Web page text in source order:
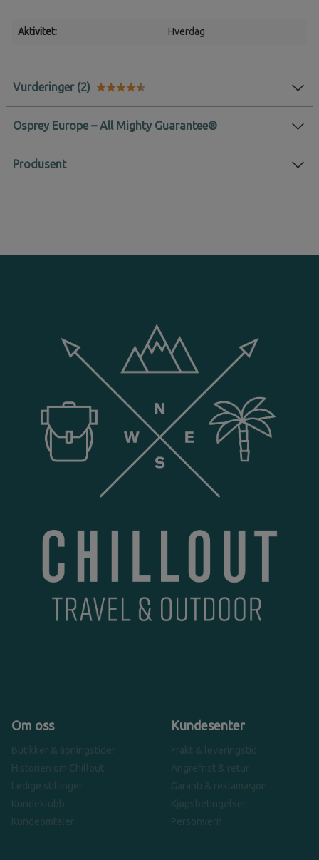
Aktivitet: Hverdag
Vurderinger
Osprey Europe – All Mighty Guarantee®
Produsent
Om oss
Butikker & åpningstider
Historien om Chillout
Ledige stillinger
Kundeklubb
Kundeomtaler
Kundesenter
Frakt & leveringstid
Angrefrist & retur
Garanti & reklamasjon
Kjøpsbetingelser
Personvern